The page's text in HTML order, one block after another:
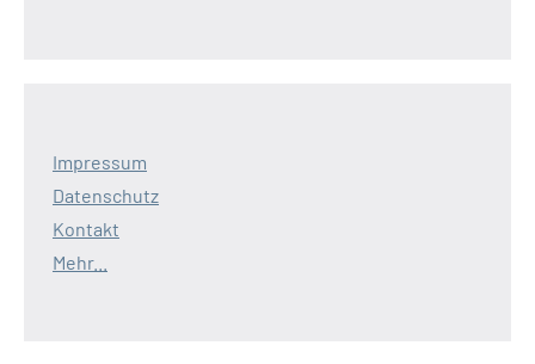
Impressum
Datenschutz
Kontakt
Mehr...